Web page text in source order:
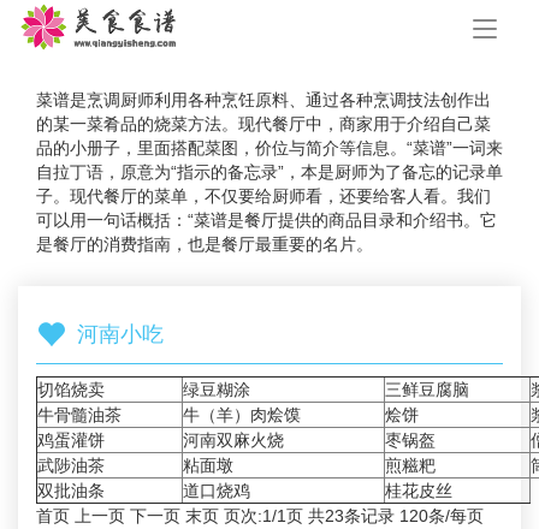
手
菜谱是烹调厨师利用各种烹饪原料、通过各种烹调技法创作出
的某一菜肴品的烧菜方法。现代餐厅中，商家用于介绍自己菜
品的小册子，里面搭配菜图，价位与简介等信息。“菜谱”一词来
自拉丁语，原意为“指示的备忘录”，本是厨师为了备忘的记录单
子。现代餐厅的菜单，不仅要给厨师看，还要给客人看。我们
可以用一句话概括：“菜谱是餐厅提供的商品目录和介绍书。它
是餐厅的消费指南，也是餐厅最重要的名片。
河南小吃
切馅烧卖 绿豆糊涂 三鲜豆腐脑
牛骨髓油茶
牛（羊）肉烩馍 烩饼
鸡蛋灌饼
河南双麻火烧 枣锅盔
武陟油茶
粘面墩 煎糍粑
双批油条
道口烧鸡
桂花皮丝
首页 上一页 下一页 末页 页次:1/1页 共23条记录 120条/每页